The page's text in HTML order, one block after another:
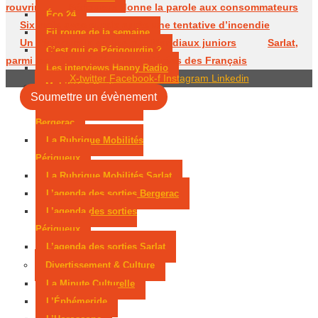
Éco 24
Fil rouge de la semaine
C’est qui ce Périgourdin ?
Les interviews Happy Radio
Mobilité & Sorties
Bergerac
La Rubrique Mobilités
Périgueux
La Rubrique Mobilités Sarlat
L’agenda des sorties Bergerac
L’agenda des sorties
Périgueux
L’agenda des sorties Sarlat
Divertissement & Culture
La Minute Culturelle
L’Éphémeride
rouvrir
Périgueux donne la parole aux consommateurs
Six mois avec sursis après une tentative d’incendie
Un Périgourdin en lice aux Mondiaux juniors
Sarlat,
parmi les cités médiévales préférées des Français
X-twitter Facebook-f Instagram Linkedin
Soumettre un évènement